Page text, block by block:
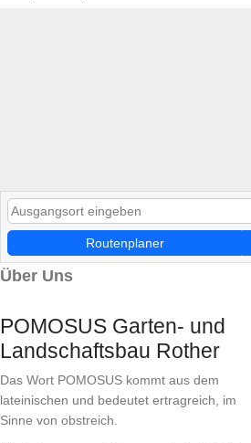
Routenplaner
Über Uns
POMOSUS Garten- und
Landschaftsbau Rother
Das Wort POMOSUS kommt aus dem
lateinischen und bedeutet ertragreich, im
Sinne von obstreich.